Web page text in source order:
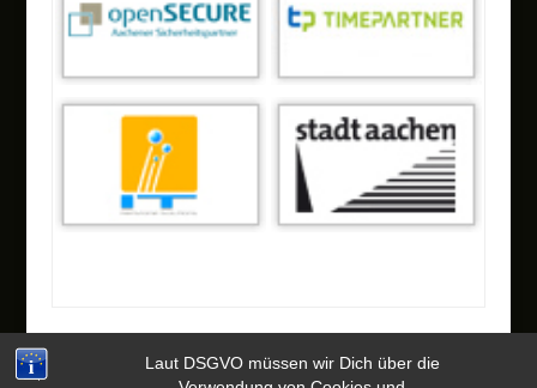
Laut DSGVO müssen wir Dich über die